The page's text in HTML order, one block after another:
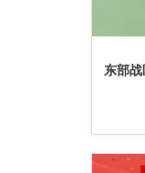
东部